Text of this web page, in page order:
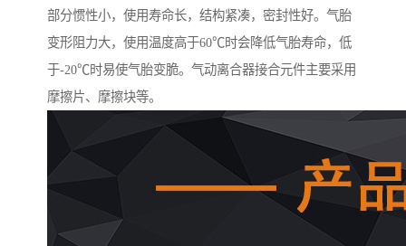
部分惯性小，使用寿命长，结构紧凑，密封性好。气胎
变形阻力大，使用温度高于60℃时会降低气胎寿命，低
于-20℃时易使气胎变脆。气动离合器接合元件主要采用
摩擦片、摩擦块等。